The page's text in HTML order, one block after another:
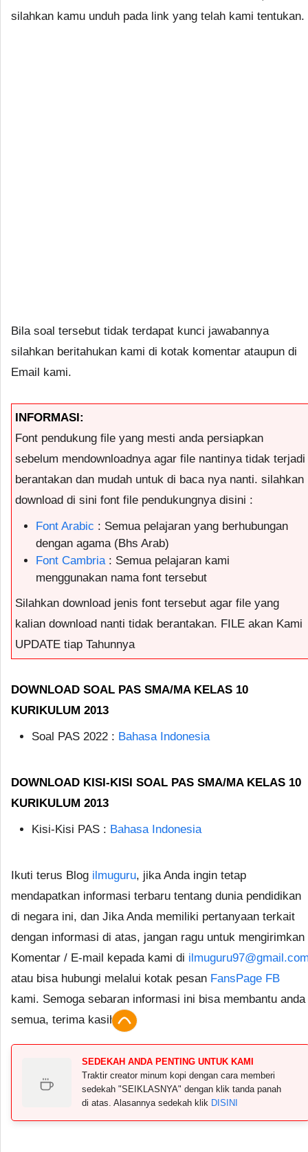
silahkan kamu unduh pada link yang telah kami tentukan.
Bila soal tersebut tidak terdapat kunci jawabannya
silahkan beritahukan kami di kotak komentar ataupun di
Email kami.
INFORMASI:
Font pendukung file yang mesti anda persiapkan
sebelum mendownloadnya agar file nantinya tidak terjadi
berantakan dan mudah untuk di baca nya nanti. silahkan
download di sini font file pendukungnya disini :
Font Arabic : Semua pelajaran yang berhubungan
dengan agama (Bhs Arab)
Font Cambria: Semua pelajaran kami
menggunakan nama font tersebut
Silahkan download jenis font tersebut agar file yang
kalian download nanti tidak berantakan. FILE akan Kami
UPDATE tiap Tahunnya
DOWNLOAD SOAL PAS SMA/MA KELAS 10
KURIKULUM 2013
Soal PAS 2022 : Bahasa Indonesia
DOWNLOAD KISI-KISI SOAL PAS SMA/MA KELAS 10
KURIKULUM 2013
Kisi-Kisi PAS : Bahasa Indonesia
Ikuti terus Blog ilmuguru, jika Anda ingin tetap
mendapatkan informasi terbaru tentang dunia pendidikan
di negara ini, dan Jika Anda memiliki pertanyaan terkait
dengan informasi di atas, jangan ragu untuk mengirimkan
Komentar / E-mail kepada kami di
atau bisa hubungi melalui kotak pesan FansPage FB
kami. Semoga sebaran informasi ini bisa membantu anda
semua, terima kasih.
SEDEKAH ANDA PENTING UNTUK KAMI
Traktir creator minum kopi dengan cara memberi
sedekah "SEIKLASNYA" dengan klik tanda panah
di atas. Alasannya sedekah klik DISINI